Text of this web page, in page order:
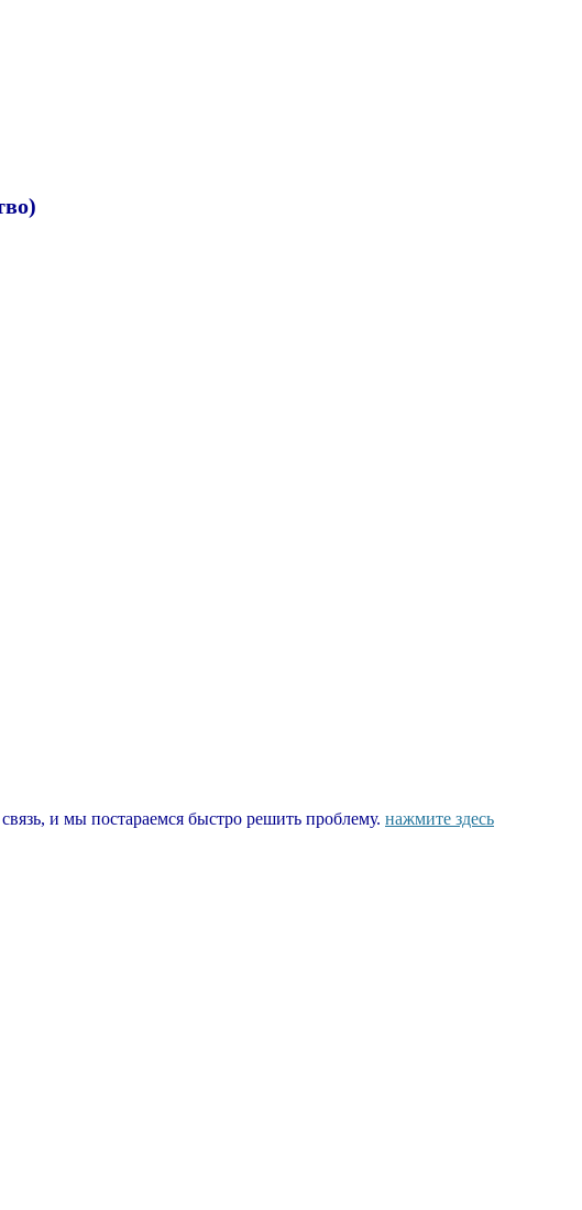
и мы постараемся быстро решить проблему. нажмите здесь